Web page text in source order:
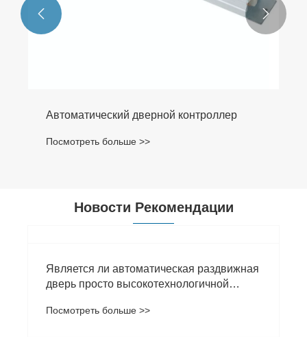
Автоматический дверной контроллер
Посмотреть больше >>
 
Новости Рекомендации